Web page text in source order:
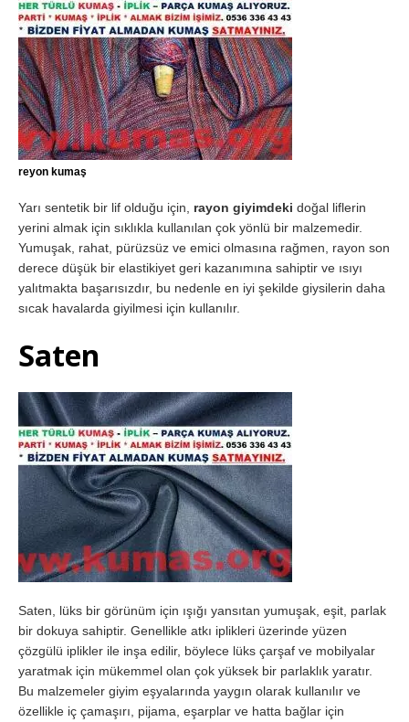
reyon kumaş
Yarı sentetik bir lif olduğu için, rayon giyimdeki doğal liflerin
yerini almak için sıklıkla kullanılan çok yönlü bir malzemedir.
Yumuşak, rahat, pürüzsüz ve emici olmasına rağmen, rayon son
derece düşük bir elastikiyet geri kazanımına sahiptir ve ısıyı
yalıtmakta başarısızdır, bu nedenle en iyi şekilde giysilerin daha
sıcak havalarda giyilmesi için kullanılır.
Saten
Saten, lüks bir görünüm için ışığı yansıtan yumuşak, eşit, parlak
bir dokuya sahiptir. Genellikle atkı iplikleri üzerinde yüzen
çözgülü iplikler ile inşa edilir, böylece lüks çarşaf ve mobilyalar
yaratmak için mükemmel olan çok yüksek bir parlaklık yaratır.
Bu malzemeler giyim eşyalarında yaygın olarak kullanılır ve
özellikle iç çamaşırı, pijama, eşarplar ve hatta bağlar için